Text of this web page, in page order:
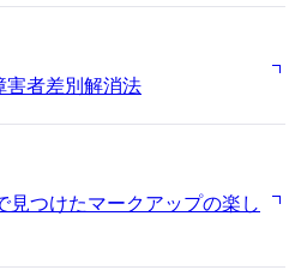
害者差別解消法
見つけたマークアップの楽し